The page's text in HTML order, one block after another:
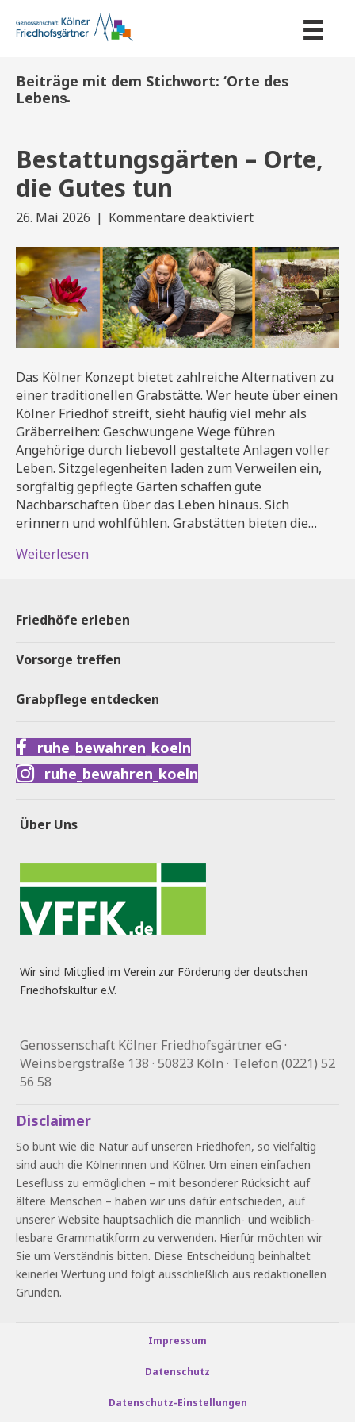
Beiträge mit dem Stichwort: ‘Orte des
Lebens̵
Bestattungsgärten – Orte,
die Gutes tun
26. Mai 2026 | Kommentare deaktiviertfür
–
Orte,
die
Gutes
tun
Das Kölner Konzept bietet zahlreiche Alternativen zu
einer traditionellen Grabstätte. Wer heute über einen
Kölner Friedhof streift, sieht häufig viel mehr als
Gräberreihen: Geschwungene Wege führen
Angehörige durch liebevoll gestaltete Anlagen voller
Leben. Sitzgelegenheiten laden zum Verweilen ein,
sorgfältig gepflegte Gärten schaffen gute
Nachbarschaften über das Leben hinaus. Sich
erinnern und wohlfühlen. Grabstätten bieten die…
Weiterlesen
Friedhöfe erleben
Vorsorge treffen
Grabpflege entdecken
ruhe_bewahren_koeln
ruhe_bewahren_koeln
Über Uns
Wir sind Mitglied im Verein zur Förderung der deutschen
Friedhofskultur e.V.
Genossenschaft Kölner Friedhofsgärtner eG ·
Weinsbergstraße 138 · 50823 Köln · Telefon (0221) 52
56 58
Disclaimer
So bunt wie die Natur auf unseren Friedhöfen, so vielfältig
sind auch die Kölnerinnen und Kölner. Um einen einfachen
Lesefluss zu ermöglichen – mit besonderer Rücksicht auf
ältere Menschen – haben wir uns dafür entschieden, auf
unserer Website hauptsächlich die männlich- und weiblich-
lesbare Grammatikform zu verwenden. Hierfür möchten wir
Sie um Verständnis bitten. Diese Entscheidung beinhaltet
keinerlei Wertung und folgt ausschließlich aus redaktionellen
Gründen.
Impressum
Datenschutz
Datenschutz-Einstellungen